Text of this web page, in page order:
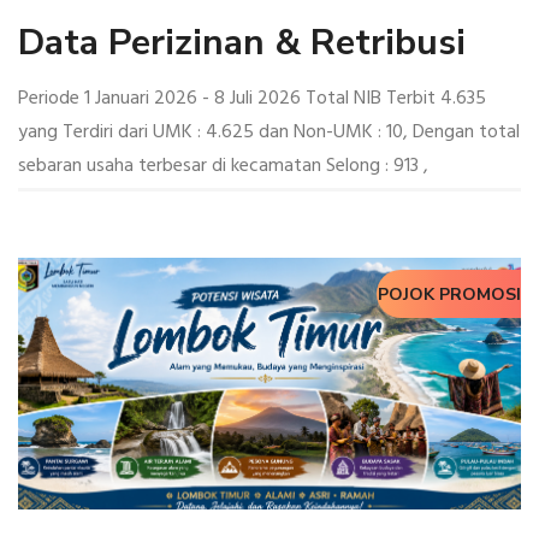
Data Perizinan & Retribusi
Periode 1 Januari 2026 - 8 Juli 2026 Total NIB Terbit 4.635
yang Terdiri dari UMK : 4.625 dan Non-UMK : 10, Dengan total
sebaran usaha terbesar di kecamatan Selong : 913 ,
POJOK PROMOSI